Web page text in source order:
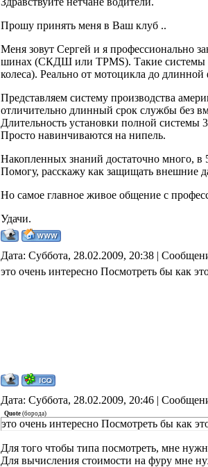
Прошу принять меня в Ваш клуб ..
Меня зовут Сергей и я профессионально
шинах (СКДШ или TPMS). Такие системы
колеса). Реально от мотоцикла до
Представляем систему производства
отличительно длинный срок службы без
Длительность установки полной системы
Просто навинчиваются на нипель.
Накопленных знаний достаточно много, в
Помогу, расскажу как защищать внешние
Но самое главное живое общение с
Удачи.
Дата: Суббота, 28.02.2009, 20:38 |
это очень интересно Посмотреть бы как
Дата: Суббота, 28.02.2009, 20:46 |
Quote (борода)
это очень интересно Посмотреть бы как
Для того чтобы типа посмотреть, мне
Для вычисления стоимости на фуру мне